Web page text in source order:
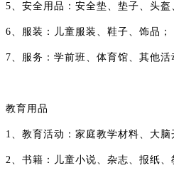
5、安全用品：安全垫、垫子、头盔
6、服装：儿童服装、鞋子、饰品；
7、服务：学前班、体育馆、其他活
教育用品
1、教育活动：家庭教学材料、大脑
2、书籍：儿童小说、杂志、报纸、